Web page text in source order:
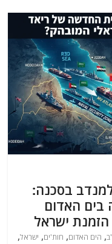
בסכנה:
בים האדום
, הים האדום, חות'ים, ישראל,